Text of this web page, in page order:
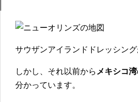
サウザンアイランドドレッシン
しかし、それ以前から メキシコ
分かっています。